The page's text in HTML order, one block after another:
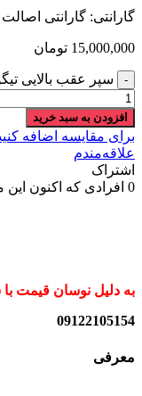
گارانتی: گارانتی
15,000,000 تومان
سپر عقب بالایی تیگو 7 پرومکس
افزودن به سبد خرید
برای مقایسه اضافه
علاقه‌مندم
اشتراک
0 افرادی که اکنون
به دلیل نوسان قیمت
09122105154
معرفی